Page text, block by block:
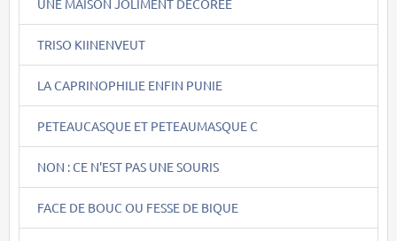
UNE MAISON JOLIMENT DECOREE
TRISO KIINENVEUT
LA CAPRINOPHILIE ENFIN PUNIE
PETEAUCASQUE ET PETEAUMASQUE C
NON : CE N'EST PAS UNE SOURIS
FACE DE BOUC OU FESSE DE BIQUE